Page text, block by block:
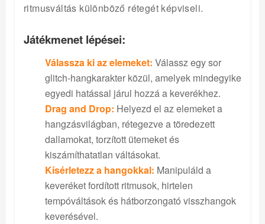
ritmusváltás különböző rétegét képviseli.
Játékmenet lépései:
Válassza ki az elemeket: Válassz egy sor
glitch-hangkarakter közül, amelyek mindegyike
egyedi hatással járul hozzá a keverékhez.
Drag and Drop: Helyezd el az elemeket a
hangzásvilágban, rétegezve a töredezett
dallamokat, torzított ütemeket és
kiszámíthatatlan váltásokat.
Kísérletezz a hangokkal: Manipuláld a
keveréket fordított ritmusok, hirtelen
tempóváltások és hátborzongató visszhangok
keverésével.